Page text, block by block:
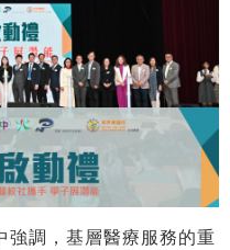
強調，基層醫療服務的重